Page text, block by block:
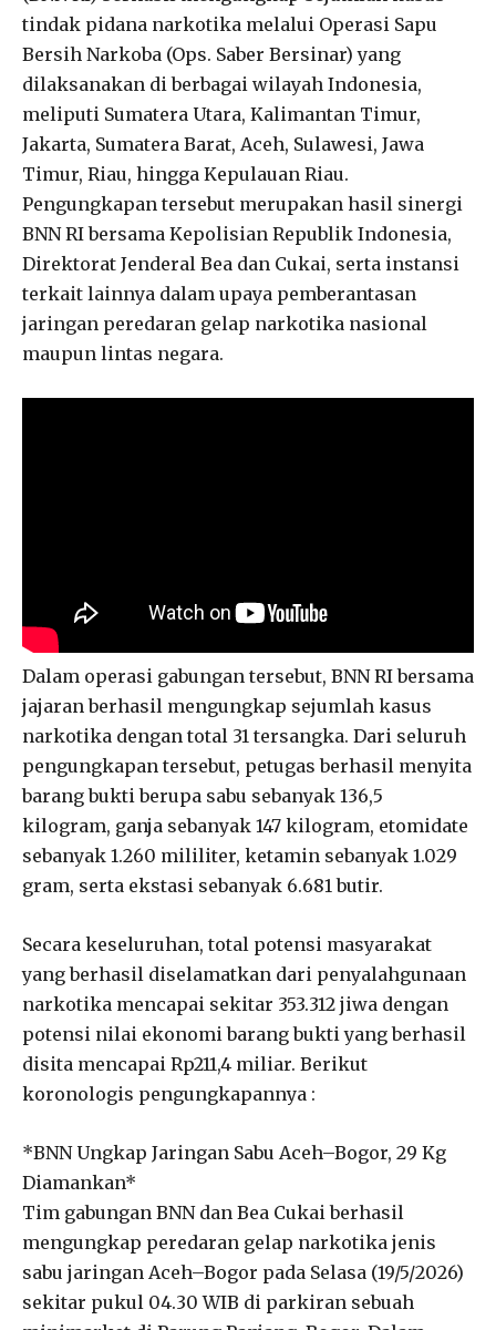
tindak pidana narkotika melalui Operasi Sapu
Bersih Narkoba (Ops. Saber Bersinar) yang
dilaksanakan di berbagai wilayah Indonesia,
meliputi Sumatera Utara, Kalimantan Timur,
Jakarta, Sumatera Barat, Aceh, Sulawesi, Jawa
Timur, Riau, hingga Kepulauan Riau.
Pengungkapan tersebut merupakan hasil sinergi
BNN RI bersama Kepolisian Republik Indonesia,
Direktorat Jenderal Bea dan Cukai, serta instansi
terkait lainnya dalam upaya pemberantasan
jaringan peredaran gelap narkotika nasional
maupun lintas negara.
Dalam operasi gabungan tersebut, BNN RI bersama
jajaran berhasil mengungkap sejumlah kasus
narkotika dengan total 31 tersangka. Dari seluruh
pengungkapan tersebut, petugas berhasil menyita
barang bukti berupa sabu sebanyak 136,5
kilogram, ganja sebanyak 147 kilogram, etomidate
sebanyak 1.260 mililiter, ketamin sebanyak 1.029
gram, serta ekstasi sebanyak 6.681 butir.
Secara keseluruhan, total potensi masyarakat
yang berhasil diselamatkan dari penyalahgunaan
narkotika mencapai sekitar 353.312 jiwa dengan
potensi nilai ekonomi barang bukti yang berhasil
disita mencapai Rp211,4 miliar. Berikut
koronologis pengungkapannya :
*BNN Ungkap Jaringan Sabu Aceh–Bogor, 29 Kg
Diamankan*
Tim gabungan BNN dan Bea Cukai berhasil
mengungkap peredaran gelap narkotika jenis
sabu jaringan Aceh–Bogor pada Selasa (19/5/2026)
sekitar pukul 04.30 WIB di parkiran sebuah